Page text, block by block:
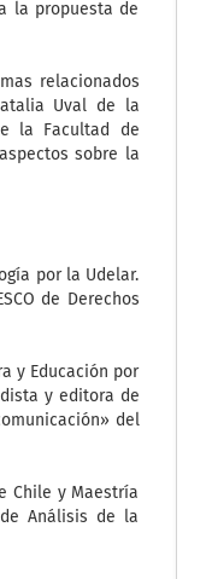
la propuesta de
relacionados
Uval de la
la Facultad de
sobre la
por la Udelar.
de Derechos
y Educación por
y editora de
del
Chile y Maestría
Análisis de la